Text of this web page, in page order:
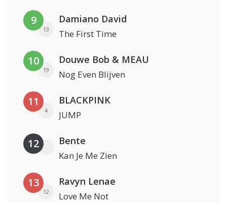
9
13
Damiano David
The First Time
10
19
Douwe Bob & MEAU
Nog Even Blijven
11
4
BLACKPINK
JUMP
12 Bente
Kan Je Me Zien
13
12
Ravyn Lenae
Love Me Not